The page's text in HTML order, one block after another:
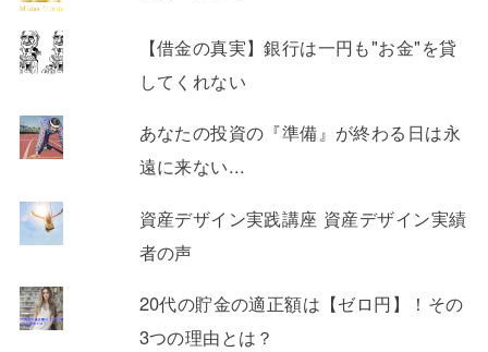
【借金の真実】銀行は一円も"お金"を貸
してくれない
あなたの投資の『準備』が終わる日は永
遠に来ない...
資産デザイン実践講座 資産デザイン実績
者の声
20代の貯金の適正額は【ゼロ円】！その
3つの理由とは？